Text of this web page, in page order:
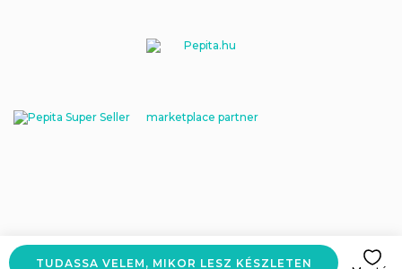
TUDASSA VELEM, MIKOR LESZ KÉSZLETEN
marketplace partner